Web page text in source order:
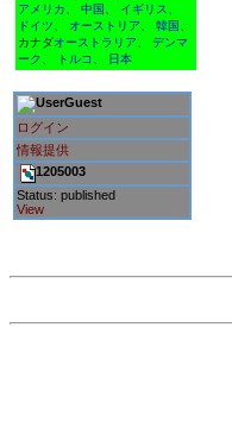
アメリカ 中国 イギリス
ドイツ
オーストリア 韓国
カナダオーストラリア
デンマ
ーク
トルコ 日本
Guest
ログイン
情報提供
1205003
Status: published
View